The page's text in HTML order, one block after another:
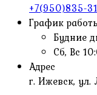
+7(950)835-
График
Будние
Сб, Вс
Адрес
г. Ижевск, ул.